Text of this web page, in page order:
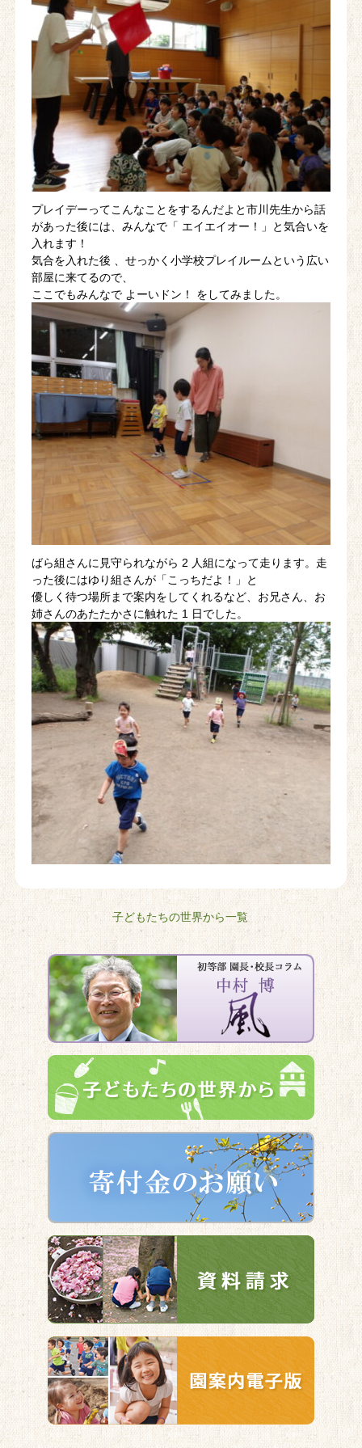
プレイデーってこんなことをするんだよと市川先生から話
があった後には、みんなで「 エイエイオー！」と気合いを
入れます！
気合を入れた後 、せっかく小学校プレイルームという広い
部屋に来てるので、
ここでもみんなで よーいドン！ をしてみました。
ばら組さんに見守られながら 2 人組になって走ります。走
った後にはゆり組さんが「こっちだよ！」と
優しく待つ場所まで案内をしてくれるなど、お兄さん、お
姉さんのあたたかさに触れた 1 日でした。
子どもたちの世界から一覧